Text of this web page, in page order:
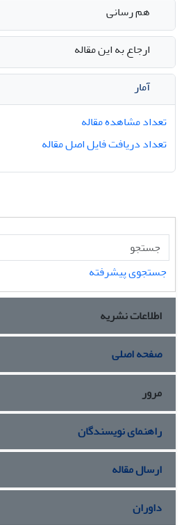
هم رسانی
ارجاع به این مقاله
آمار
تعداد مشاهده مقاله
تعداد دریافت فایل اصل مقاله
جستجوی پیشرفته
اطلاعات نشریه
صفحه اصلی
مرور
راهنمای نویسندگان
ارسال مقاله
داوران